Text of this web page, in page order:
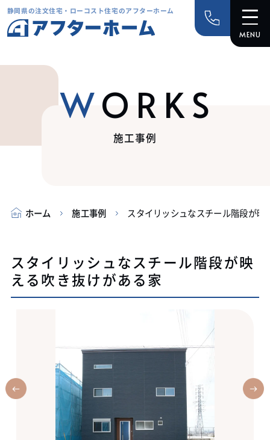
静岡県の注文住宅・ローコスト住宅のアフターホーム
WORKS
施工事例
ホーム 施工事例 スタイリッシュなスチール階段が映
スタイリッシュなスチール階段が映
える吹き抜けがある家